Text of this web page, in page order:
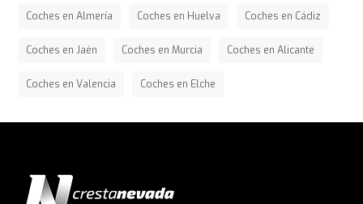
Coches en Almería Coches en Huelva Coches en Cádiz
Coches en Jaén Coches en Murcia Coches en Alicante
Coches en Valencia Coches en Elche